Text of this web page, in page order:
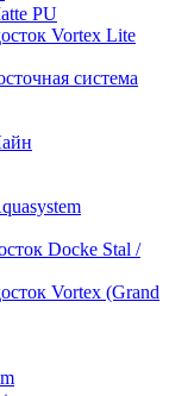
PU
Vortex Lite
система
Docke Stal /
Vortex (Grand